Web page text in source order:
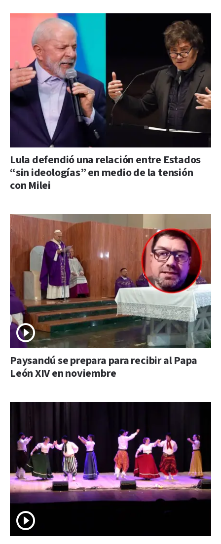
Lula defendió una relación entre Estados
“sin ideologías” en medio de la tensión
con Milei
Paysandú se prepara para recibir al Papa
León XIV en noviembre